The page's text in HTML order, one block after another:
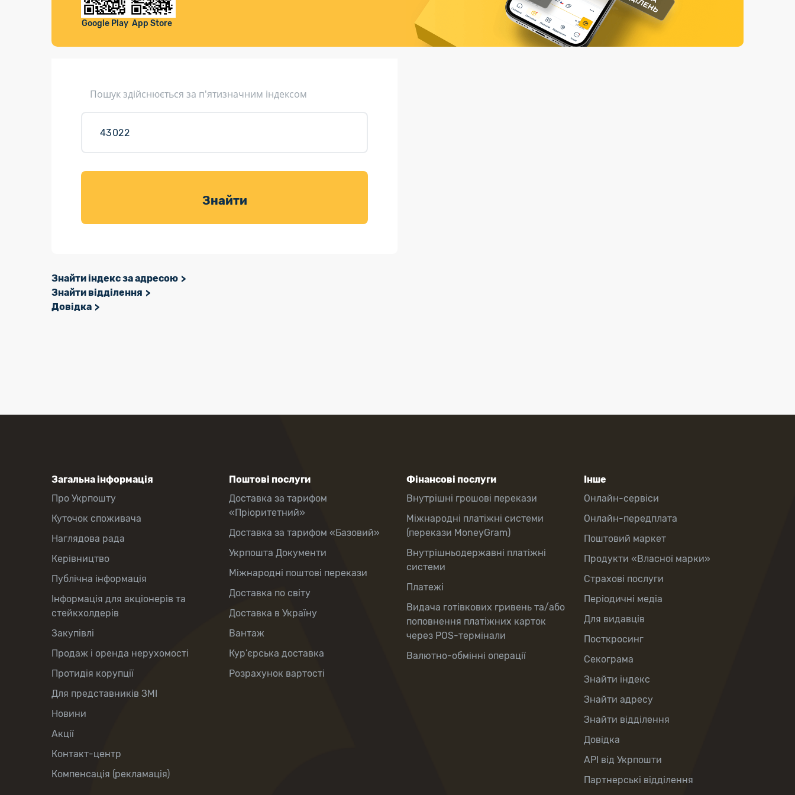
Листи та листівки
Доставка товарів для саду
Валютно-обмінні операції
Страхові послуги
Каталог «Укрпошта Маркет»
Google Play App Store
Пошук здійснюється за п'ятизначним індексом
Знайти
Знайти індекс за адресою
Знайти відділення
Довідка
Загальна інформація
Про Укрпошту
Куточок споживача
Наглядова рада
Керівництво
Публічна інформація
Інформація для акціонерів та
стейкхолдерів
Закупівлі
Продаж і оренда нерухомості
Протидія корупції
Для представників ЗМІ
Новини
Акції
Контакт-центр
Компенсація (рекламація)
Поштові послуги
Доставка за тарифом
«Пріоритетний»
Доставка за тарифом «Базовий»
Укрпошта Документи
Міжнародні поштові перекази
Доставка по світу
Доставка в Україну
Вантаж
Кур’єрська доставка
Розрахунок вартості
Фінансові послуги
Внутрішні грошові перекази
Міжнародні платіжні системи
(перекази MoneyGram)
Внутрішньодержавні платіжні
системи
Платежі
Видача готівкових гривень та/або
поповнення платіжних карток
через POS-термінали
Валютно-обмінні операції
Інше
Онлайн-сервіси
Онлайн-передплата
Поштовий маркет
Продукти «Власної марки»
Страхові послуги
Періодичні медіа
Для видавців
Посткросинг
Секограма
Знайти індекс
Знайти адресу
Знайти відділення
Довідка
API від Укрпошти
Партнерські відділення